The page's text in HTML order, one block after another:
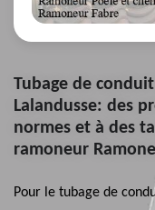
Tubage de
Lalandusse: des
normes et à des
ramoneur
Pour le tubage de